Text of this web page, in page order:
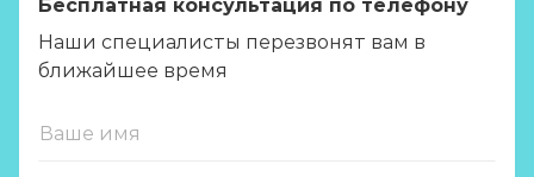
Бесплатная консультация по телефону
Наши специалисты перезвонят вам в
ближайшее время